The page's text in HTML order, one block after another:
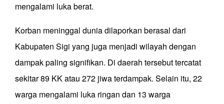
mengalami luka berat.
Korban meninggal dunia dilaporkan berasal dari
Kabupaten Sigi yang juga menjadi wilayah dengan
dampak paling signifikan. Di daerah tersebut tercatat
sekitar 89 KK atau 272 jiwa terdampak. Selain itu, 22
warga mengalami luka ringan dan 13 warga